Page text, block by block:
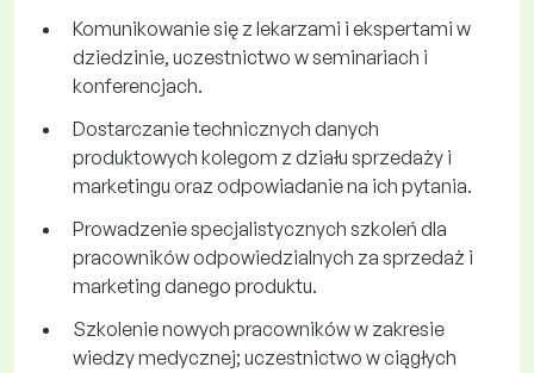
Komunikowanie się z lekarzami i ekspertami w
dziedzinie, uczestnictwo w seminariach i
konferencjach.
Dostarczanie technicznych danych
produktowych kolegom z działu sprzedaży i
marketingu oraz odpowiadanie na ich pytania.
Prowadzenie specjalistycznych szkoleń dla
pracowników odpowiedzialnych za sprzedaż i
marketing danego produktu.
Szkolenie nowych pracowników w zakresie
wiedzy medycznej; uczestnictwo w ciągłych